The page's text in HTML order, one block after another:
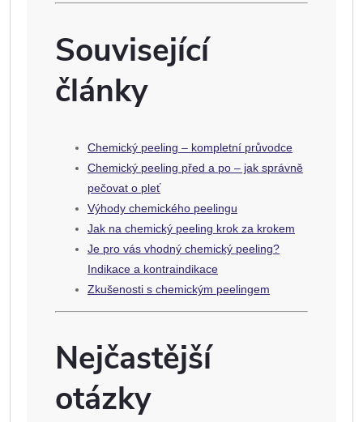
Související
články
Chemický peeling – kompletní průvodce
Chemický peeling před a po – jak správně
pečovat o pleť
Výhody chemického peelingu
Jak na chemický peeling krok za krokem
Je pro vás vhodný chemický peeling?
Indikace a kontraindikace
Zkušenosti s chemickým peelingem
Nejčastější
otázky